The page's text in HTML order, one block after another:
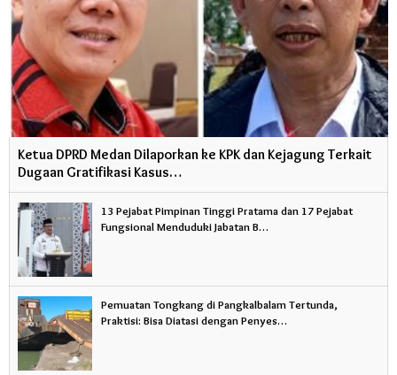
Ketua DPRD Medan Dilaporkan ke KPK dan Kejagung Terkait
Dugaan Gratifikasi Kasus…
13 Pejabat Pimpinan Tinggi Pratama dan 17 Pejabat
Fungsional Menduduki Jabatan B…
Pemuatan Tongkang di Pangkalbalam Tertunda,
Praktisi: Bisa Diatasi dengan Penyes…